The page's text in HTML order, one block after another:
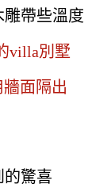
帶些溫度
villa別墅
面隔出
的驚喜